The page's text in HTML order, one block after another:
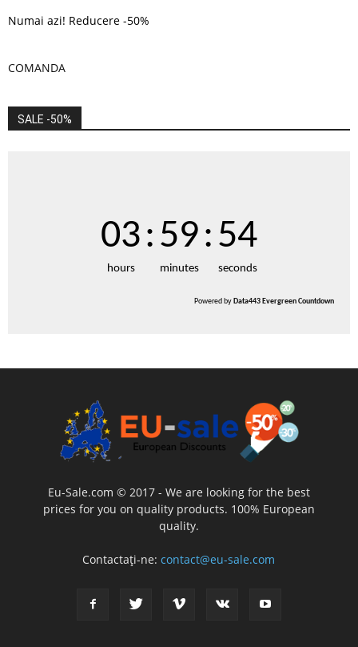
Numai azi! Reducere -50%
COMANDA
SALE -50%
03
hours
:59
minutes
:53
seconds
Powered byData443 Evergreen Countdown
Eu-Sale.com © 2017 - We are looking for the best
prices for you on quality products. 100% European
quality.
Contactați-ne:contact@eu-sale.com